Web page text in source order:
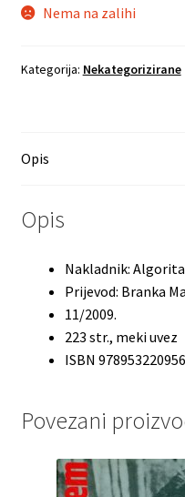
Nema na zalihi
Kategorija: Nekategorizirane
Opis
Opis
Nakladnik:
Prijevod: Branka
11/2009.
223 str., meki uvez
ISBN
Povezani